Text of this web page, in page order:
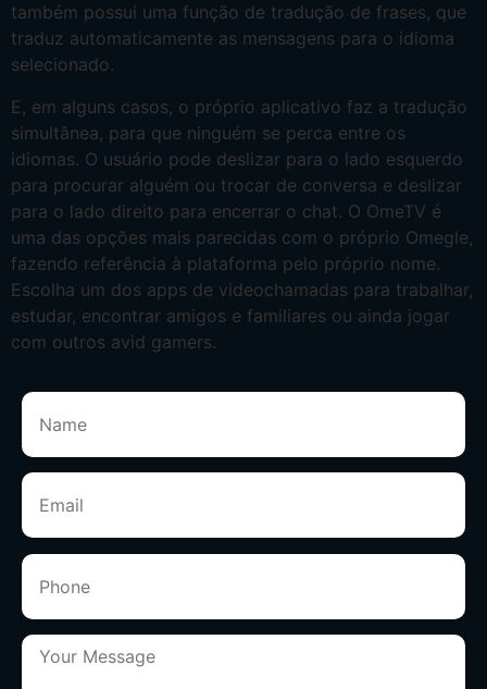
também possui uma função de tradução de frases, que
traduz automaticamente as mensagens para o idioma
selecionado.
E, em alguns casos, o próprio aplicativo faz a tradução
simultânea, para que ninguém se perca entre os
idiomas. O usuário pode deslizar para o lado esquerdo
para procurar alguém ou trocar de conversa e deslizar
para o lado direito para encerrar o chat. O OmeTV é
uma das opções mais parecidas com o próprio Omegle,
fazendo referência à plataforma pelo próprio nome.
Escolha um dos apps de videochamadas para trabalhar,
estudar, encontrar amigos e familiares ou ainda jogar
com outros avid gamers.